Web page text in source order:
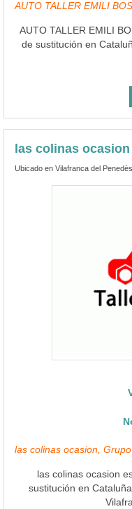
AUTO TALLER EMILI
AUTO TALLER EMILI
de sustitución en
las colinas ocasion
Ubicado en Vilafranca del Penedès
las colinas ocasion,
las colinas ocasion
sustitución en